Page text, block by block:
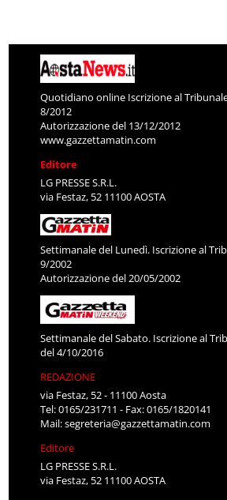
Quotidiano online Iscrizione al
8/2012
Autorizzazione del 13/12/2012
www.gazzettamatin.com
Editore
LG PRESSE S.R.L.
via Festaz, 52 11100 AOSTA
Settimanale del Lunedì. Iscrizione al
9/2002
Autorizzazione del 20/05/2002
Settimanale del Sabato. Iscrizione al
del 4/10/2016
REDAZIONE
via Festaz, 52 - 11100 Aosta
Tel: 0165/231711 - Fax: 0165/1820141
Mail:segreteria@gazzettamatin.com
Editore
LG PRESSE S.R.L.
via Festaz, 52 11100 AOSTA